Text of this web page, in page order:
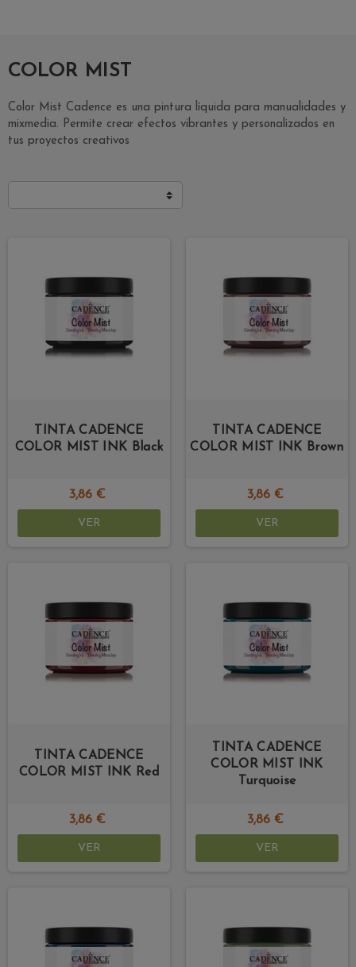
COLOR MIST
Color Mist Cadence es una pintura líquida para manualidades y
mixmedia. Permite crear efectos vibrantes y personalizados en
tus proyectos creativos
TINTA CADENCE
COLOR MIST INK Black
3,86 €
VER
TINTA CADENCE
COLOR MIST INK Brown
3,86 €
VER
TINTA CADENCE
COLOR MIST INK Red
3,86 €
VER
TINTA CADENCE
COLOR MIST INK
Turquoise
3,86 €
VER